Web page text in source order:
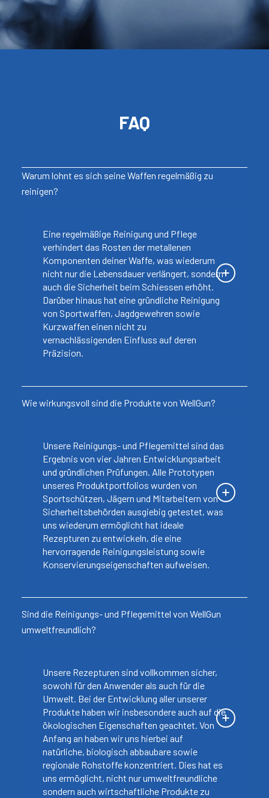
FAQ
Warum lohnt es sich seine Waffen regelmäßig zu
reinigen?
Eine regelmäßige Reinigung und Pflege
verhindert das Rosten der metallenen
Komponenten deiner Waffe, was wiederum
nicht nur die Lebensdauer verlängert, sondern
auch die Sicherheit beim Schiessen erhöht.
Darüber hinaus hat eine gründliche Reinigung
von Sportwaffen, Jagdgewehren sowie
Kurzwaffen einen nicht zu
vernachlässigenden Einfluss auf deren
Präzision.
Wie wirkungsvoll sind die Produkte von WellGun?
Unsere Reinigungs- und Pflegemittel sind das
Ergebnis von vier Jahren Entwicklungsarbeit
und gründlichen Prüfungen. Alle Prototypen
unseres Produktportfolios wurden von
Sportschützen, Jägern und Mitarbeitern von
Sicherheitsbehörden ausgiebig getestet, was
uns wiederum ermöglicht hat ideale
Rezepturen zu entwickeln, die eine
hervorragende Reinigungsleistung sowie
Konservierungseigenschaften aufweisen.
Sind die Reinigungs- und Pflegemittel von WellGun
umweltfreundlich?
Unsere Rezepturen sind vollkommen sicher,
sowohl für den Anwender als auch für die
Umwelt. Bei der Entwicklung aller unserer
Produkte haben wir insbesondere auch auf die
ökologischen Eigenschaften geachtet. Von
Anfang an haben wir uns hierbei auf
natürliche, biologisch abbaubare sowie
regionale Rohstoffe konzentriert. Dies hat es
uns ermöglicht, nicht nur umweltfreundliche
sondern auch wirtschaftliche Produkte zu